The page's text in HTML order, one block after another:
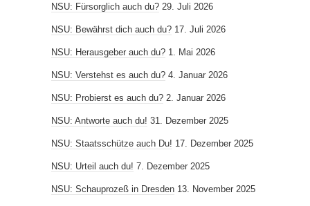
NSU: Fürsorglich auch du? 29. Juli 2026
NSU: Bewährst dich auch du? 17. Juli 2026
NSU: Herausgeber auch du? 1. Mai 2026
NSU: Verstehst es auch du? 4. Januar 2026
NSU: Probierst es auch du? 2. Januar 2026
NSU: Antworte auch du! 31. Dezember 2025
NSU: Staatsschütze auch Du! 17. Dezember 2025
NSU: Urteil auch du! 7. Dezember 2025
NSU: Schauprozeß in Dresden 13. November 2025